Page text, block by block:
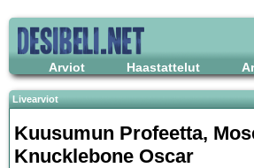
Arviot Haastattelut
Livearviot
Kuusumun Profeetta,
Knucklebone Oscar